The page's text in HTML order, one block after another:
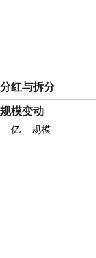
分红与拆分
规模变动
亿
规模